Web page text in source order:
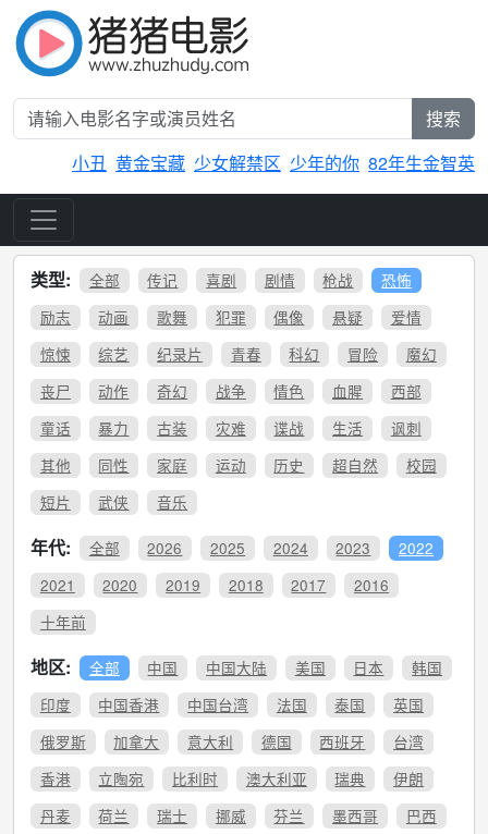
搜索
小丑 黄金宝藏 少女解禁区 少年的你 82年生金智英
类型: 全部 传记 喜剧 剧情 枪战
恐怖
励志
动画 歌舞 犯罪 偶像 悬疑
爱情
惊悚
综艺 纪录片 青春 科幻 冒险
魔幻
丧尸
动作 奇幻 战争 情色 血腥
西部
童话
暴力 古装 灾难 谍战 生活
讽刺
其他
同性 家庭 运动 历史 超自然
校园
短片
武侠 音乐
年代: 全部 2026 2025 2024 2023
2022
2021
2020 2019 2018 2017
2016
十年前
地区: 全部 中国 中国大陆 美国 日本
韩国
印度
中国香港 中国台湾 法国 泰国
英国
俄罗斯
加拿大 意大利 德国 西班牙
台湾
香港
立陶宛 比利时 澳大利亚 瑞典
伊朗
丹麦
荷兰 瑞士 挪威 芬兰 墨西哥
巴西